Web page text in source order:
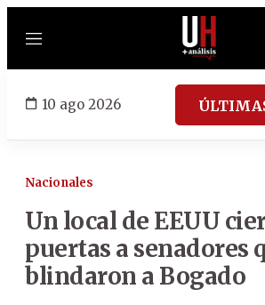
Menú
10 ago 2026
Nacionales
Un local de EEUU
puertas a senadores
blindaron a Bogado